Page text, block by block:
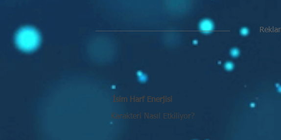
İsim Harf Enerjisi
Karakteri Nasıl Etkiliyor?